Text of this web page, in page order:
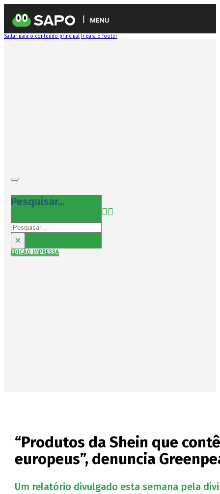
MENU
Saltar para o conteúdo principal Ir para o footer
Pesquisar...
Pesquisar
×
EDIÇÃO IMPRESSA
“Produtos da Shein que
europeus”, denuncia
Um relatório divulgado esta semana pela